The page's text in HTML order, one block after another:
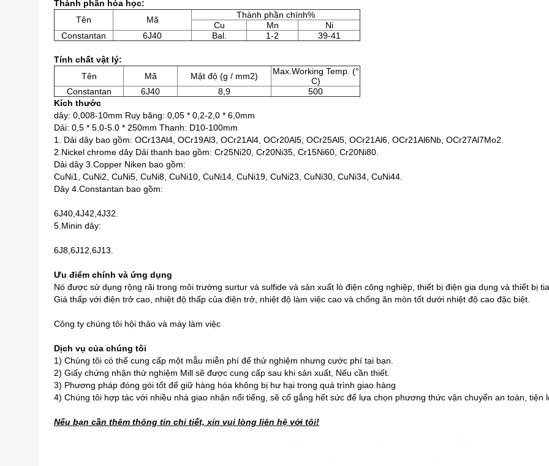
Thành phần hóa học:
Tên
Mã
Thành phần chính%
Cu
Mn
Ni
Constantan
6J40 Bal. 1-2 39-41
Tính chất vật lý:
Tên
Mã Mật độ (g / mm2)
Max.Working Temp. (°
C)
Constantan
6J40 8,9
500
Kích thước
dây: 0,008-10mm Ruy băng: 0,05 * 0,2-2,0 * 6,0mm
Dải: 0,5 * 5.0-5.0 * 250mm Thanh: D10-100mm
1. Dải dây bao gồm: OCr13Al4, OCr19Al3, OCr21Al4, OCr20Al5, OCr25Al5, OCr21Al6, OCr21Al6Nb, OCr27Al7Mo2.
2.Nickel chrome dây Dải thanh bao gồm: Cr25Ni20, Cr20Ni35, Cr15Ni60, Cr20Ni80.
Dải dây 3.Copper Niken bao gồm:
CuNi1, CuNi2, CuNi5, CuNi8, CuNi10, CuNi14, CuNi19, CuNi23, CuNi30, CuNi34, CuNi44.
Dây 4.Constantan bao gồm:
6J40,4J42,4J32.
5.Minin dây:
6J8,6J12,6J13.
Ưu điểm chính và ứng dụng
Nó được sử dụng rộng rãi trong môi trường surtur và sulfide và sản xuất lò điện công nghiệp, thiết bị điện gia dụng và thiết bị
Giá thấp với điện trở cao, nhiệt độ thấp của điện trở, nhiệt độ làm việc cao và chống ăn mòn tốt dưới nhiệt độ cao đặc biệt.
Công ty chúng tôi hội thảo và máy làm việc
Dịch vụ của chúng tôi
1) Chúng tôi có thể cung cấp một mẫu miễn phí để thử nghiệm nhưng cước phí tại bạn.
2) Giấy chứng nhận thử nghiệm Mill sẽ được cung cấp sau khi sản xuất, Nếu cần thiết.
3) Phương pháp đóng gói tốt để giữ hàng hóa không bị hư hại trong quá trình giao hàng
4) Chúng tôi hợp tác với nhiều nhà giao nhận nổi tiếng, sẽ cố gắng hết sức để lựa chọn phương thức vận chuyển an toàn, tiện
Nếu bạn cần thêm thông tin chi tiết, xin vui lòng liên hệ với tôi!